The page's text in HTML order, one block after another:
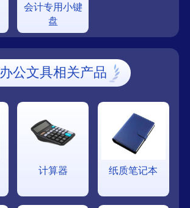
会计专用小键
盘
办公文具相关产品
计算器 纸质笔记本